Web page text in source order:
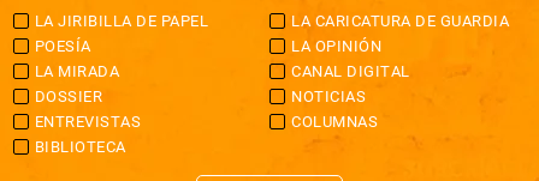
LA JIRIBILLA DE PAPEL
LA CARICATURA DE GUARDIA
POESÍA
LA OPINIÓN
LA MIRADA
CANAL DIGITAL
DOSSIER
NOTICIAS
ENTREVISTAS
COLUMNAS
BIBLIOTECA